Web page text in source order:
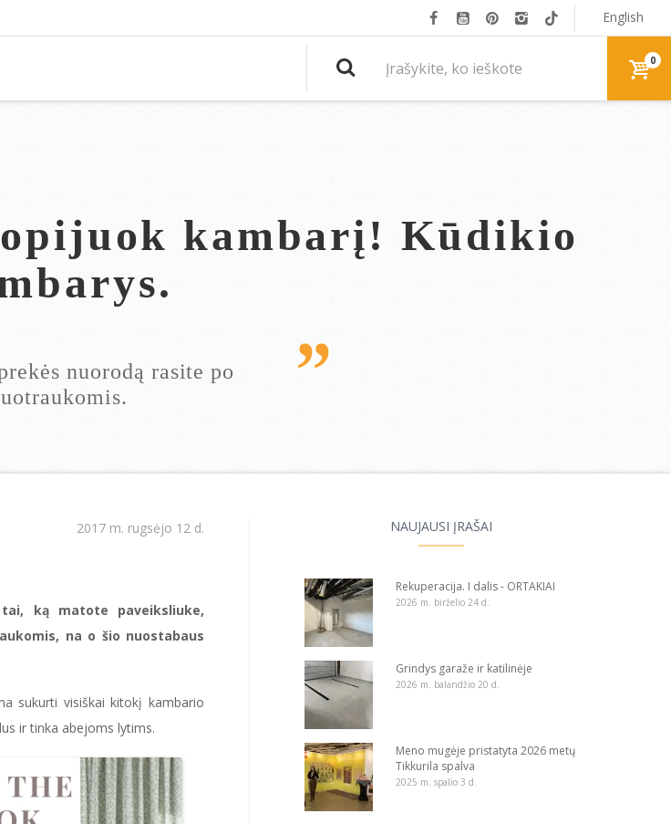
English
0
kambarį! Kūdikio
nuorodą rasite po
NAUJAUSI ĮRAŠAI
Rekuperacija. I dalis - ORTAKIAI
2026 m. birželio 24 d.
Grindys garaže ir katilinėje
2026 m. balandžio 20 d.
Meno mugėje pristatyta 2026 metų
Tikkurila spalva
2025 m. spalio 3 d.
2017 m. rugsėjo 12 d.
ką matote paveiksliuke,
na o šio nuostabaus
sukurti visiškai kitokį kambario
ir tinka abejoms lytims.